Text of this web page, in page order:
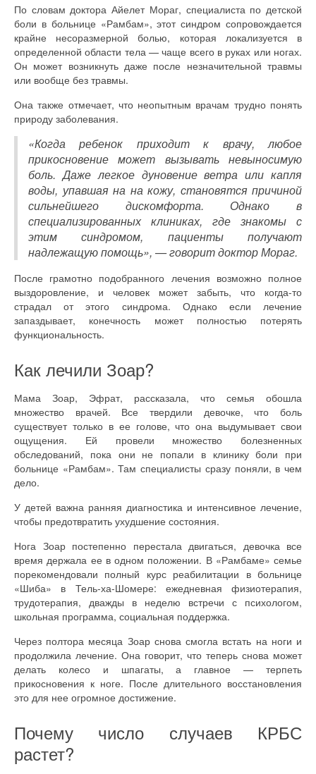
По словам доктора Айелет Мораг, специалиста по детской
боли в больнице «Рамбам», этот синдром сопровождается
крайне несоразмерной болью, которая локализуется в
определенной области тела — чаще всего в руках или ногах.
Он может возникнуть даже после незначительной травмы
или вообще без травмы.
Она также отмечает, что неопытным врачам трудно понять
природу заболевания.
«Когда ребенок приходит к врачу, любое
прикосновение может вызывать невыносимую
боль. Даже легкое дуновение ветра или капля
воды, упавшая на на кожу, становятся причиной
сильнейшего дискомфорта. Однако в
специализированных клиниках, где знакомы с
этим синдромом, пациенты получают
надлежащую помощь», — говорит доктор Мораг.
После грамотно подобранного лечения возможно полное
выздоровление, и человек может забыть, что когда-то
страдал от этого синдрома. Однако если лечение
запаздывает, конечность может полностью потерять
функциональность.
Как лечили Зоар?
Мама Зоар, Эфрат, рассказала, что семья обошла
множество врачей. Все твердили девочке, что боль
существует только в ее голове, что она выдумывает свои
ощущения. Ей провели множество болезненных
обследований, пока они не попали в клинику боли при
больнице «Рамбам». Там специалисты сразу поняли, в чем
дело.
У детей важна ранняя диагностика и интенсивное лечение,
чтобы предотвратить ухудшение состояния.
Нога Зоар постепенно перестала двигаться, девочка все
время держала ее в одном положении. В «Рамбаме» семье
порекомендовали полный курс реабилитации в больнице
«Шиба» в Тель-ха-Шомере: ежедневная физиотерапия,
трудотерапия, дважды в неделю встречи с психологом,
школьная программа, социальная поддержка.
Через полтора месяца Зоар снова смогла встать на ноги и
продолжила лечение. Она говорит, что теперь снова может
делать колесо и шпагаты, а главное — терпеть
прикосновения к ноге. После длительного восстановления
это для нее огромное достижение.
Почему число случаев КРБС
растет?